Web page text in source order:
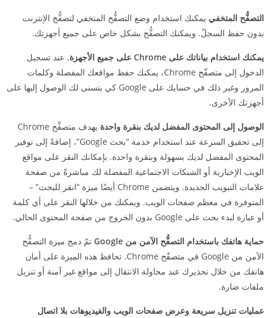
التصفُّح المتخفي يمكنك استخدام وضع التصفُّح المتخفي لتصفُّح الإنترنت
بدون حفظ السجلّ. ويمكنك التصفُّح بشكل خاص على جميع أجهزتك.
يمكنك استخدام بياناتك على Chrome على جميع الأجهزة.
عند تسجيل
الدخول إلى متصفّح Chrome، يمكنك حفظ مواقعك المفضلة وكلمات
المرور وغير ذلك في حسابك على Google كي يتسنى لك الوصول إليها على
أجهزتك الأخرى.
الوصول إلى المحتوى المفضل لديك بنقرة واحدة
يهدف متصفِّح Chrome
إلى تحقيق السرعة عند استخدام خدمة “بحث Google”، إضافةً إلى توفير
المحتوى المفضل لديك بسهولة وبنقرة واحدة. بإمكانك النقر على مواقع
الويب الإخبارية أو الشبكات الاجتماعية المفضلة لك مباشرةً من صفحة
علامات التبويب الجديدة. ويتضمن Chrome أيضًا ميزة “انقر للبحث” –
المتوفرة في معظم صفحات الويب. ويمكنك من خلالها النقر على أي كلمة
أو عبارة لبدء بحث على Google بدون الخروج من صفحة المحتوى الحالي.
حماية هاتفك باستخدام التصفُّح الآمن من Google
تمّ دمج ميزة التصفُّح
الآمن من Google في متصفّح Chrome. تحافظ هذه الميزة على أمان
هاتفك من خلال تحذيرك عند محاولة الانتقال إلى مواقع غير آمنة أو تنزيل
ملفات ضارة.
عمليات تنزيل سريعة وعرض صفحات الويب والفيديوهات بلا اتصال